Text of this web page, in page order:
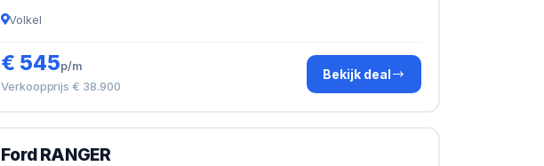
Volkel
€ 545p/m
Verkoopprijs € 38.900
Bekijk deal
Ford RANGER